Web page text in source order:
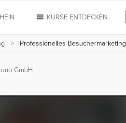
KURSE ENTDECKEN
Professionelles Besuchermarketing
GmbH